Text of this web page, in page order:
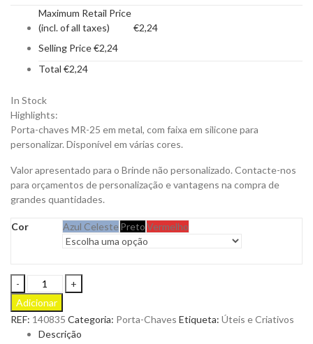
Maximum Retail Price
(incl. of all taxes)
€2,24
Selling Price€2,24
Total €2,24
In Stock
Highlights:
Porta-chaves MR-25 em metal, com faixa em silicone para
personalizar. Disponível em várias cores.
Valor apresentado para o Brinde não personalizado. Contacte-nos
para orçamentos de personalização e vantagens na compra de
grandes quantidades.
Cor Azul Celeste PretoVermelho
Porta-
Chaves
MR-
25
S
Adicionar
REF: 140835 Categoria: Porta-Chaves Etiqueta: Úteis e Criativos
Descrição